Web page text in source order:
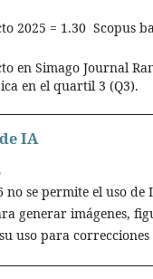
2025 = 1.30 Scopus
en Simago Journal
en el quartil 3 (Q3).
IA
se permite el uso de
generar imágenes,
uso para correcciones